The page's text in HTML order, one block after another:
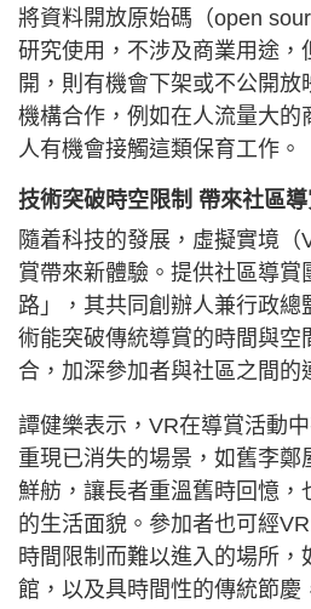
將資料開放原始碼（open
研究使用，不涉及商業用途，
開，則有機會下架或不公開放
機構合作，例如在人流量大的
人有機會接觸這類保育工作。
技術突破時空限制 帶來社區
隨着科技的發展，虛擬實境（
賞帶來新體驗。提供社區導賞
路」，其共同創辦人兼行政總
術能突破傳統導賞的時間與空
合，加深參加者與社區之間的
譚健樂表示，VR在導賞活動
重現已消失的場景，如舊李鄭
鮮舫，讓長者重溫舊時回憶，
的生活面貌。參加者也可經
時間限制而難以進入的場所，
館，以及具時間性的傳統節慶